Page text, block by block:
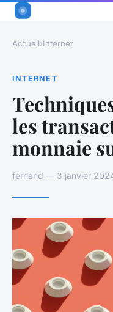
Accueil›Internet
INTERNET
les
monnaie
fernand — 3 janvier